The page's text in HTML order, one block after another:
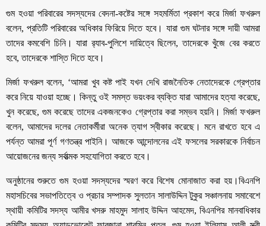
গুম হওয়া পরিবারের সদস্যদের বেদনা-কষ্টের সঙ্গে সহমর্মিতা প্রকাশ করে মির্জা ফখরুল
বলেন, প্রতিটি পরিবারের অধিকার ফিরিয়ে দিতে হবে। যারা গুম ঘটনার সঙ্গে দায়ী আমরা
তাদের কমবেশি চিনি। যারা র‌্যাব-পুলিশে দায়িত্বে ছিলেন, তাদেরকে খুঁজে বের করতে
হবে, তাদেরকে শাস্তি দিতে হবে।
মির্জা ফখরুল বলেন, ‘আমরা খুব কষ্ট পাই যখন দেখি রাজনৈতিক নেতাদেরকে গ্রেপ্তার
করে নিয়ে যাওয়া হচ্ছে। কিন্তু ওই সমস্ত ভয়ংকর ব্যক্তি যারা আমাদের হত্যা করেছে,
খুন করেছে, গুম করেছে তাদের একজনকেও গ্রেপ্তার করা সম্ভব হয়নি। মির্জা ফখরুল
বলেন, আমাদের দলের নেতাকর্মীরা অনেক ত্যাগ স্বীকার করেছে। মনে রাখতে হবে এ
পর্যন্ত আমরা পূর্ণ গণতন্ত্র পাইনি। আজকে আন্দোলনের এই ফসলের সরকারকে নির্বাচন
আয়োজনের জন্য সর্বাত্মক সহযোগিতা করতে হবে।
অনুষ্ঠানের শুরুতে গুম হওয়া সদস্যদের স্মরণ করে বিশেষ মোনাজাত করা হয়।বিএনপি
মহাসচিবের সভাপতিত্বে ও প্রচার সম্পাদক সুলতান সালাউদ্দিন টুকুর সঞ্চালনায় সমাবেশে
স্থায়ী কমিটির সদস্য আমীর খসরু মাহমুদ সালাহ উদ্দিন আহমেদ, বিএনপির মানবাধিকার